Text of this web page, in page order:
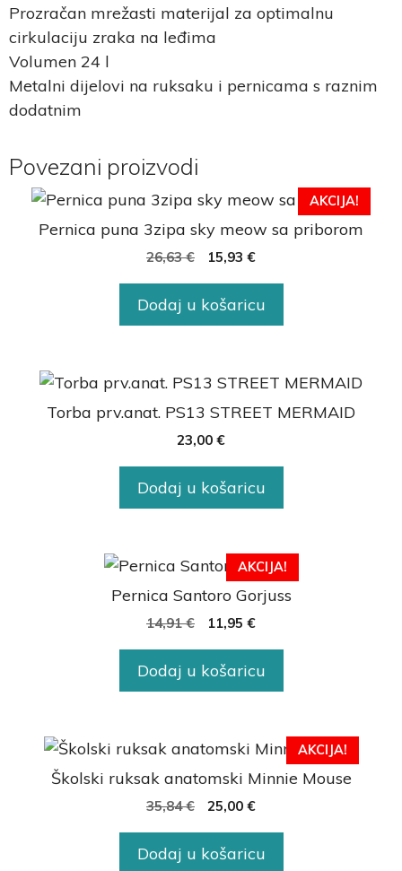
Prozračan mrežasti materijal za optimalnu
cirkulaciju zraka na leđima
Volumen 24 l
Metalni dijelovi na ruksaku i pernicama s raznim
dodatnim
Povezani proizvodi
AKCIJA!
Pernica puna 3zipa sky meow sa priborom
26,63€ 15,93 €
Dodaj u košaricu
Torba prv.anat. PS13 STREET MERMAID
23,00 €
Dodaj u košaricu
AKCIJA!
Pernica Santoro Gorjuss
14,91€ 11,95 €
Dodaj u košaricu
AKCIJA!
Školski ruksak anatomski Minnie Mouse
35,84€ 25,00 €
Dodaj u košaricu